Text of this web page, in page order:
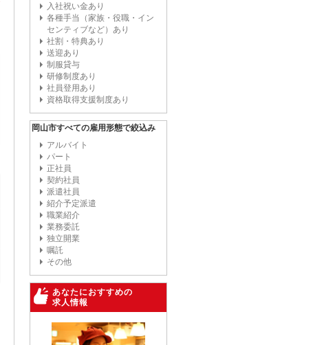
入社祝い金あり
各種手当（家族・役職・イン
センティブなど）あり
社割・特典あり
送迎あり
制服貸与
研修制度あり
社員登用あり
資格取得支援制度あり
岡山市すべての雇用形態で絞込み
アルバイト
パート
正社員
契約社員
派遣社員
紹介予定派遣
職業紹介
業務委託
独立開業
嘱託
その他
あなたにおすすめの
求人情報